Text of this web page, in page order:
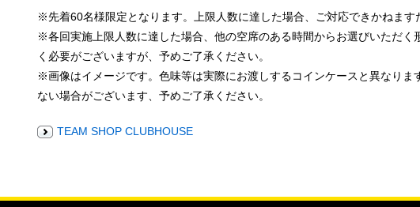
※先着60名様限定となります。上限人数に達した場合、ご対応できかねます
※各回実施上限人数に達した場合、他の空席のある時間からお選びいただく
く必要がございますが、予めご了承ください。
※画像はイメージです。色味等は実際にお渡しするコインケースと異なりま
ない場合がございます、予めご了承ください。
TEAM SHOP CLUBHOUSE